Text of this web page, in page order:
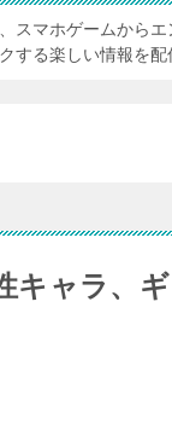
スマホゲームから
する楽しい情報を
キャラ、ギ